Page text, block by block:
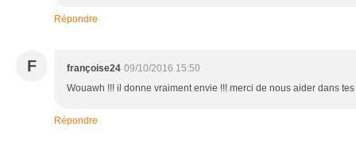
Répondre
F françoise24 09/10/2016 15:50
Wouawh !!! il donne vraiment envie !!! merci de nous aider dans
Répondre